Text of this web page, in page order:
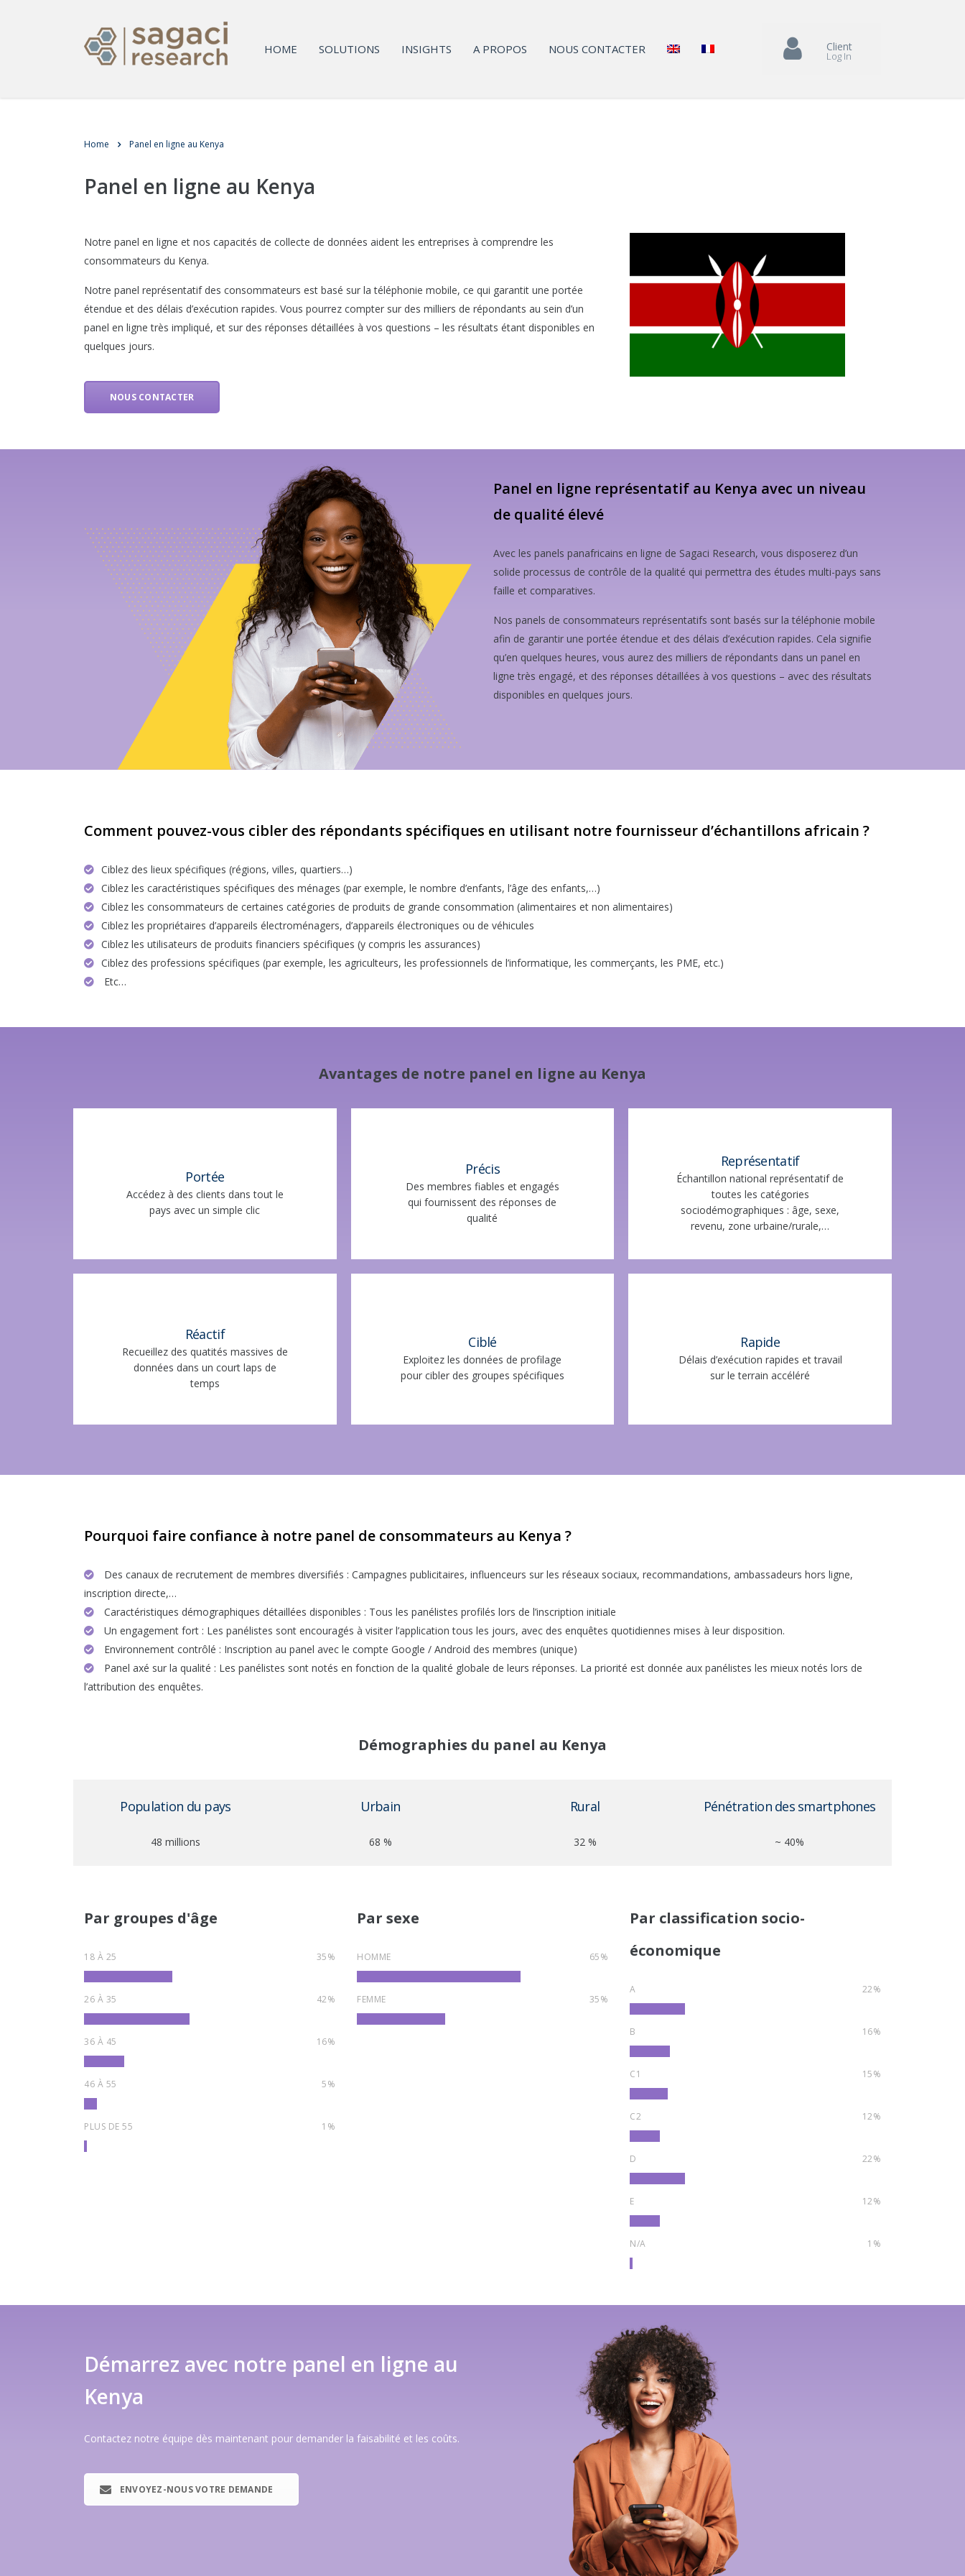
HOME SOLUTIONS INSIGHTS A PROPOS NOUS CONTACTER Client
Log In
Home Panel en ligne au Kenya
Panel en ligne au Kenya
Notre panel en ligne et nos capacités de collecte de données aident les entreprises à comprendre les
consommateurs du Kenya.
Notre panel représentatif des consommateurs est basé sur la téléphonie mobile, ce qui garantit une portée
étendue et des délais d’exécution rapides. Vous pourrez compter sur des milliers de répondants au sein d’un
panel en ligne très impliqué, et sur des réponses détaillées à vos questions – les résultats étant disponibles en
quelques jours.
NOUS CONTACTER
Panel en ligne représentatif au Kenya avec un niveau
de qualité élevé
Avec les panels panafricains en ligne de Sagaci Research, vous disposerez d’un
solide processus de contrôle de la qualité qui permettra des études multi-pays sans
faille et comparatives.
Nos panels de consommateurs représentatifs sont basés sur la téléphonie mobile
afin de garantir une portée étendue et des délais d’exécution rapides. Cela signifie
qu’en quelques heures, vous aurez des milliers de répondants dans un panel en
ligne très engagé, et des réponses détaillées à vos questions – avec des résultats
disponibles en quelques jours.
Comment pouvez-vous cibler des répondants spécifiques en utilisant notre fournisseur d’échantillons africain ?
Ciblez des lieux spécifiques (régions, villes, quartiers…)
Ciblez les caractéristiques spécifiques des ménages (par exemple, le nombre d’enfants, l’âge des enfants,…)
Ciblez les consommateurs de certaines catégories de produits de grande consommation (alimentaires et non alimentaires)
Ciblez les propriétaires d’appareils électroménagers, d’appareils électroniques ou de véhicules
Ciblez les utilisateurs de produits financiers spécifiques (y compris les assurances)
Ciblez des professions spécifiques (par exemple, les agriculteurs, les professionnels de l’informatique, les commerçants, les PME, etc.)
Etc…
Avantages de notre panel en ligne au Kenya
Portée
Accédez à des clients dans tout le
pays avec un simple clic
Précis
Des membres fiables et engagés
qui fournissent des réponses de
qualité
Représentatif
Échantillon national représentatif de
toutes les catégories
sociodémographiques : âge, sexe,
revenu, zone urbaine/rurale,…
Réactif
Recueillez des quatités massives de
données dans un court laps de
temps
Ciblé
Exploitez les données de profilage
pour cibler des groupes spécifiques
Rapide
Délais d’exécution rapides et travail
sur le terrain accéléré
Pourquoi faire confiance à notre panel de consommateurs au Kenya ?
Des canaux de recrutement de membres diversifiés : Campagnes publicitaires, influenceurs sur les réseaux sociaux, recommandations, ambassadeurs hors ligne,
inscription directe,…
Caractéristiques démographiques détaillées disponibles : Tous les panélistes profilés lors de l’inscription initiale
Un engagement fort : Les panélistes sont encouragés à visiter l’application tous les jours, avec des enquêtes quotidiennes mises à leur disposition.
Environnement contrôlé : Inscription au panel avec le compte Google / Android des membres (unique)
Panel axé sur la qualité : Les panélistes sont notés en fonction de la qualité globale de leurs réponses. La priorité est donnée aux panélistes les mieux notés lors de
l’attribution des enquêtes.
Démographies du panel au Kenya
Population du pays
48 millions
Urbain
68 %
Rural
32 %
Pénétration des smartphones
~ 40%
Par groupes d'âge
18 À 25 35%
26 À 35 42%
36 À 45 16%
46 À 55 5%
PLUS DE 55 1%
Par sexe
HOMME 65%
FEMME 35%
Par classification socio-
économique
A 22%
B 16%
C1 15%
C2 12%
D 22%
E 12%
N/A 1%
Démarrez avec notre panel en ligne au
Kenya
Contactez notre équipe dès maintenant pour demander la faisabilité et les coûts.
ENVOYEZ-NOUS VOTRE DEMANDE